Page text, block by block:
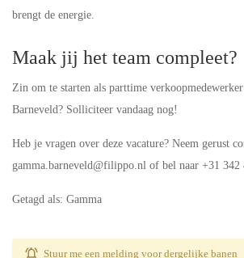
brengt de energie.
Maak jij het team compleet?
Zin om te starten als parttime
Barneveld? Solliciteer vandaag nog!
Heb je vragen over deze vacature? Neem gerust
gamma.barneveld@filippo.nl of bel naar +31 342
Getagd als: Gamma
Stuur me een melding voor dergelijke banen